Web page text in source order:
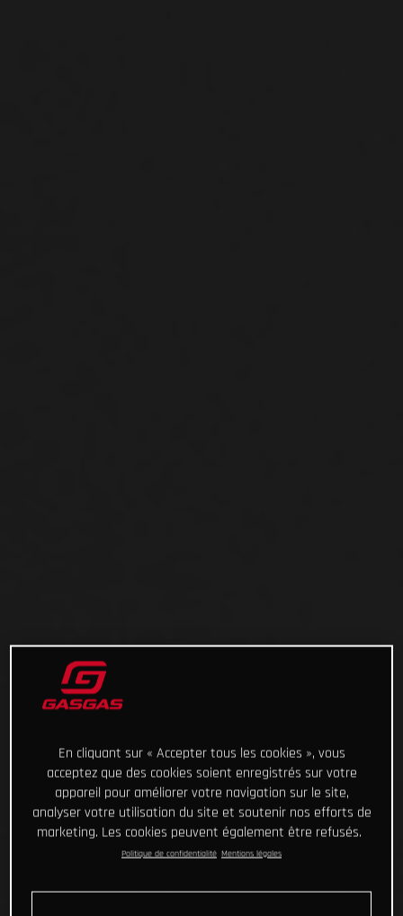
En cliquant sur « Accepter tous les cookies », vous
acceptez que des cookies soient enregistrés sur votre
appareil pour améliorer votre navigation sur le site,
analyser votre utilisation du site et soutenir nos efforts de
marketing. Les cookies peuvent également être refusés.
Politique de confidentialité Mentions légales